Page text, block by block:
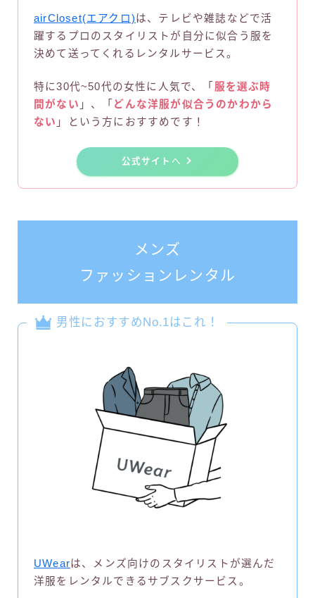
airCloset(エアクロ)は、テレビや雑誌などで活
躍するプロのスタイリストが自分に似合う服を
決めて送ってくれるレンタルサービス。
特に30代~50代の女性に人気で、「 服を選ぶ時
間がない 」、「 どんな洋服が似合うのかわから
ない 」という方におすすめです！
公式サイト へ
メンズ
ファッションレンタル
男性におすすめNo.1はこれ！
UWearは、メンズ向けのスタイリストが選んだ
洋服をレンタルできるサブスクサービス。